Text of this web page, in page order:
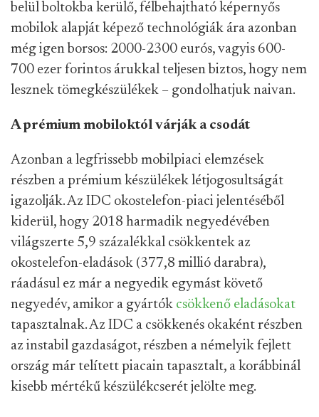
belül boltokba kerülő, félbehajtható képernyős
mobilok alapját képező technológiák ára azonban
még igen borsos: 2000-2300 eurós, vagyis 600-
700 ezer forintos árukkal teljesen biztos, hogy nem
lesznek tömegkészülékek – gondolhatjuk naivan.
A prémium mobiloktól várják a csodát
Azonban a legfrissebb mobilpiaci elemzések
részben a prémium készülékek létjogosultságát
igazolják. Az IDC okostelefon-piaci jelentéséből
kiderül, hogy 2018 harmadik negyedévében
világszerte 5,9 százalékkal csökkentek az
okostelefon-eladások (377,8 millió darabra),
ráadásul ez már a negyedik egymást követő
negyedév, amikor a gyártók csökkenő eladásokat
tapasztalnak. Az IDC a csökkenés okaként részben
az instabil gazdaságot, részben a némelyik fejlett
ország már telített piacain tapasztalt, a korábbinál
kisebb mértékű készülékcserét jelölte meg.